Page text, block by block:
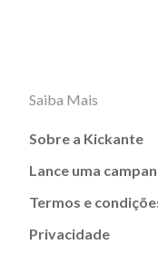
Saiba Mais
Sobre a Kickante
Lance uma
Termos e
Privacidade